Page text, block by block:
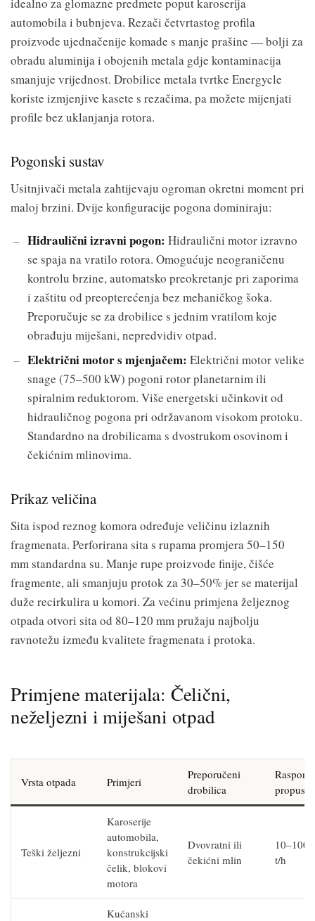
automobila i bubnjeva. Rezači četvrtastog profila
proizvode ujednačenije komade s manje prašine — bolji za
obradu aluminija i obojenih metala gdje kontaminacija
smanjuje vrijednost. Drobilice metala tvrtke Energycle
koriste izmjenjive kasete s rezačima, pa možete mijenjati
profile bez uklanjanja rotora.
Pogonski sustav
Usitnjivači metala zahtijevaju ogroman okretni moment pri
maloj brzini. Dvije konfiguracije pogona dominiraju:
Hidraulični izravni pogon: Hidraulični motor izravno
se spaja na vratilo rotora. Omogućuje neograničenu
kontrolu brzine, automatsko preokretanje pri zaporima
i zaštitu od preopterećenja bez mehaničkog šoka.
Preporučuje se za drobilice s jednim vratilom koje
obrađuju miješani, nepredvidiv otpad.
Električni motor s mjenjačem: Električni motor velike
snage (75–500 kW) pogoni rotor planetarnim ili
spiralnim reduktorom. Više energetski učinkovit od
hidrauličnog pogona pri održavanom visokom protoku.
Standardno na drobilicama s dvostrukom osovinom i
čekićnim mlinovima.
Prikaz veličina
Sita ispod reznog komora određuje veličinu izlaznih
fragmenata. Perforirana sita s rupama promjera 50–150
mm standardna su. Manje rupe proizvode finije, čišće
fragmente, ali smanjuju protok za 30–50% jer se materijal
duže recirkulira u komori. Za većinu primjena željeznog
otpada otvori sita od 80–120 mm pružaju najbolju
ravnotežu između kvalitete fragmenata i protoka.
Primjene materijala: Čelični,
neželjezni i miješani otpad
Vrsta otpada Primjeri
Preporučeni
drobilica
Raspon
Teški željezni
Karoserije
automobila,
konstrukcijski
čelik, blokovi
motora
Dvovratni ili
čekićni mlin
10–100+
t/h
Kućanski